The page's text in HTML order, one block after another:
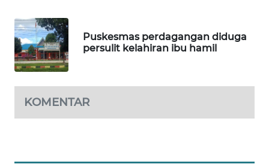
Puskesmas perdagangan diduga
persulit kelahiran ibu hamil
KOMENTAR
METRO
JAKARTA
NEWS
KRT
NEWS